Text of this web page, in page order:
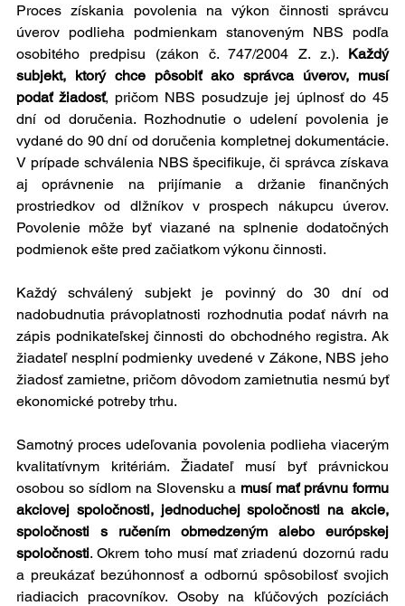
Proces získania povolenia na výkon činnosti správcu
úverov podlieha podmienkam stanoveným NBS podľa
osobitého predpisu (zákon č. 747/2004 Z. z.). Každý
subjekt, ktorý chce pôsobiť ako správca úverov, musí
podať žiadosť, pričom NBS posudzuje jej úplnosť do 45
dní od doručenia. Rozhodnutie o udelení povolenia je
vydané do 90 dní od doručenia kompletnej dokumentácie.
V prípade schválenia NBS špecifikuje, či správca získava
aj oprávnenie na prijímanie a držanie finančných
prostriedkov od dlžníkov v prospech nákupcu úverov.
Povolenie môže byť viazané na splnenie dodatočných
podmienok ešte pred začiatkom výkonu činnosti.
Každý schválený subjekt je povinný do 30 dní od
nadobudnutia právoplatnosti rozhodnutia podať návrh na
zápis podnikateľskej činnosti do obchodného registra. Ak
žiadateľ nesplní podmienky uvedené v Zákone, NBS jeho
žiadosť zamietne, pričom dôvodom zamietnutia nesmú byť
ekonomické potreby trhu.
Samotný proces udeľovania povolenia podlieha viacerým
kvalitatívnym kritériám. Žiadateľ musí byť právnickou
osobou so sídlom na Slovensku a musí mať právnu formu
akciovej spoločnosti, jednoduchej spoločnosti na akcie,
spoločnosti s ručením obmedzeným alebo európskej
spoločnosti. Okrem toho musí mať zriadenú dozornú radu
a preukázať bezúhonnosť a odbornú spôsobilosť svojich
riadiacich pracovníkov. Osoby na kľúčových pozíciách